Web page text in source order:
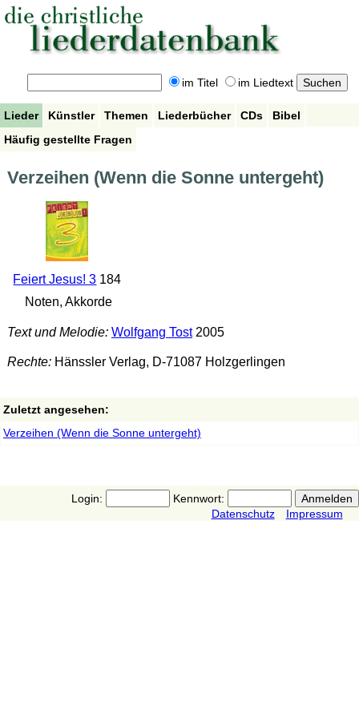
im Titel im Liedtext
Lieder Künstler Themen Liederbücher CDs
Bibel
Häufig gestellte Fragen
Verzeihen (Wenn die Sonne untergeht)
Feiert Jesus! 3 184
Noten, Akkorde
Text und Melodie: Wolfgang Tost2005
Rechte:Hänssler Verlag, D-71087 Holzgerlingen
Zuletzt angesehen:
Verzeihen (Wenn die Sonne untergeht)
Login:
Kennwort:
Datenschutz
Impressum